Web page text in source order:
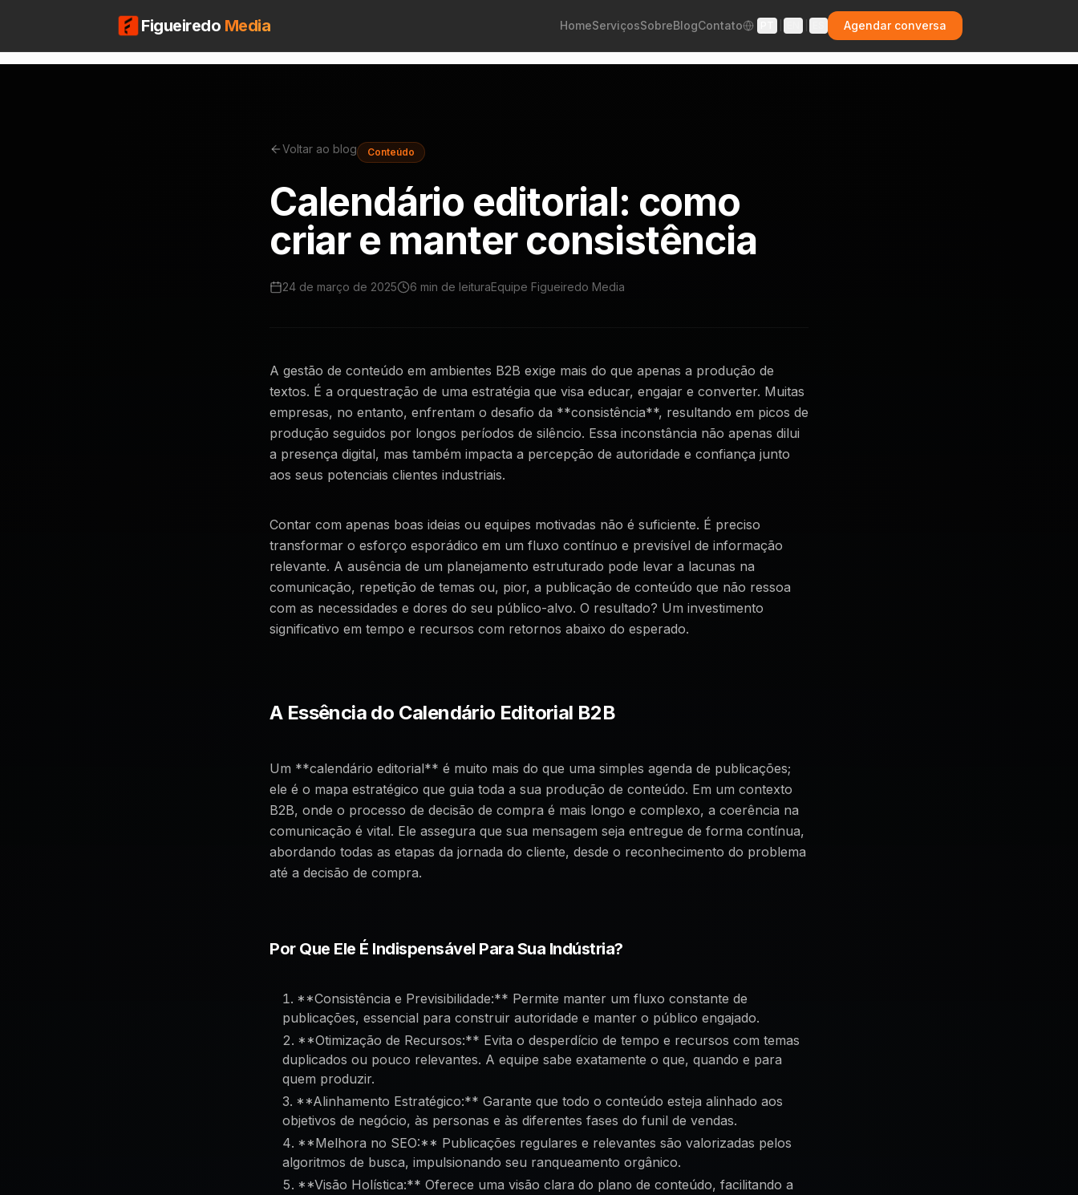
Figueiredo Media HomeServiçosSobreBlogContato Agendar conversa
Voltar ao blog Conteúdo
Calendário editorial: como
criar e manter consistência
24 de março de 2025 6 min de leituraEquipe Figueiredo Media
A gestão de conteúdo em ambientes B2B exige mais do que apenas a produção de
textos. É a orquestração de uma estratégia que visa educar, engajar e converter. Muitas
empresas, no entanto, enfrentam o desafio da **consistência**, resultando em picos de
produção seguidos por longos períodos de silêncio. Essa inconstância não apenas dilui
a presença digital, mas também impacta a percepção de autoridade e confiança junto
aos seus potenciais clientes industriais.
Contar com apenas boas ideias ou equipes motivadas não é suficiente. É preciso
transformar o esforço esporádico em um fluxo contínuo e previsível de informação
relevante. A ausência de um planejamento estruturado pode levar a lacunas na
comunicação, repetição de temas ou, pior, a publicação de conteúdo que não ressoa
com as necessidades e dores do seu público-alvo. O resultado? Um investimento
significativo em tempo e recursos com retornos abaixo do esperado.
A Essência do Calendário Editorial B2B
Um **calendário editorial** é muito mais do que uma simples agenda de publicações;
ele é o mapa estratégico que guia toda a sua produção de conteúdo. Em um contexto
B2B, onde o processo de decisão de compra é mais longo e complexo, a coerência na
comunicação é vital. Ele assegura que sua mensagem seja entregue de forma contínua,
abordando todas as etapas da jornada do cliente, desde o reconhecimento do problema
até a decisão de compra.
Por Que Ele É Indispensável Para Sua Indústria?
**Consistência e Previsibilidade:** Permite manter um fluxo constante de
publicações, essencial para construir autoridade e manter o público engajado.
**Otimização de Recursos:** Evita o desperdício de tempo e recursos com temas
duplicados ou pouco relevantes. A equipe sabe exatamente o que, quando e para
quem produzir.
**Alinhamento Estratégico:** Garante que todo o conteúdo esteja alinhado aos
objetivos de negócio, às personas e às diferentes fases do funil de vendas.
**Melhora no SEO:** Publicações regulares e relevantes são valorizadas pelos
algoritmos de busca, impulsionando seu ranqueamento orgânico.
**Visão Holística:** Oferece uma visão clara do plano de conteúdo, facilitando a